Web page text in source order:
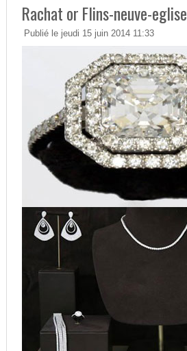
Rachat or Flins-neuve-eglise
Publié le jeudi 15 juin 2014 11:33